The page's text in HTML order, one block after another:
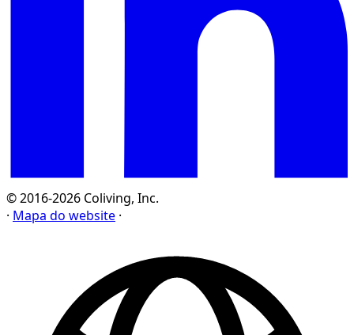
© 2016-2026 Coliving, Inc.
· Mapa do website ·